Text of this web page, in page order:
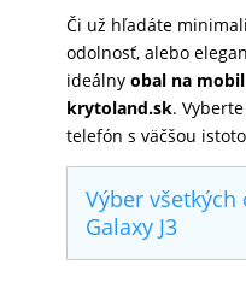
Či už hľadáte
odolnosť, alebo
ideálny obal na mobil
krytoland.sk.
telefón s väčšou
Výber
Galaxy J3